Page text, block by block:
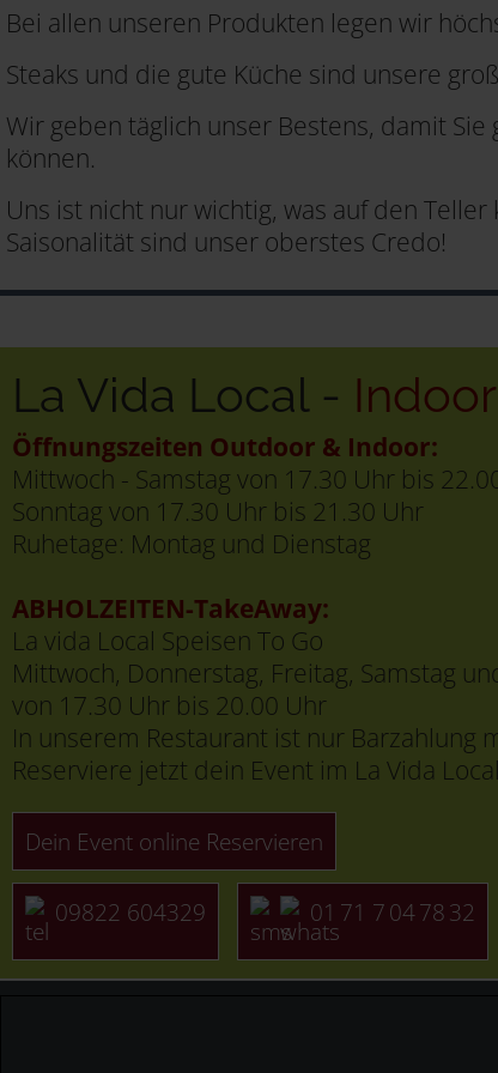
Bei allen unseren Produkten legen wir
Steaks und die gute Küche sind unsere
Wir geben täglich unser Bestens, damit
können.
Uns ist nicht nur wichtig, was auf den
Saisonalität sind unser oberstes Credo!
La Vida Local -
Öffnungszeiten Outdoor & Indoor:
Mittwoch - Samstag von 17.30 Uhr bis
Sonntag von 17.30 Uhr bis 21.30 Uhr
Ruhetage: Montag und Dienstag
ABHOLZEITEN-TakeAway:
La vida Local Speisen To Go
Mittwoch, Donnerstag, Freitag, Samstag
von 17.30 Uhr bis 20.00 Uhr
In unserem Restaurant ist nur Barzahlung
Reserviere jetzt dein Event im La Vida
Dein Event online Reservieren
09822 604329 01 71 7 04 78 32